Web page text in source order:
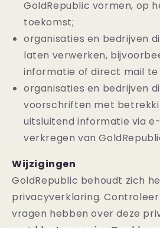
GoldRepublic vormen, op
toekomst;
organisaties en bedrijven
laten verwerken,
informatie of direct mail te
organisaties en bedrijven
voorschriften met
uitsluitend informatie via
verkregen van
Wijzigingen
GoldRepublic behoudt zich
privacyverklaring.
vragen hebben over deze